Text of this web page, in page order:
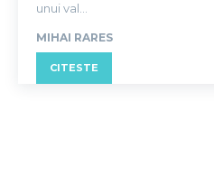
unui val...
MIHAI RARES
CITESTE